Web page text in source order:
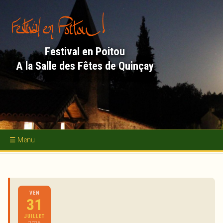
contenu
principal
Concerts
Académie d'Été
Nous soutenir
Festival en Poitou
A la Salle des Fêtes de Quinçay
VEN
31
JUILLET